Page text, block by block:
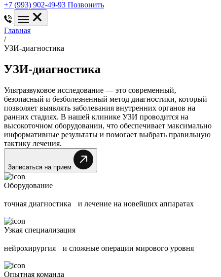
+7 (993) 902-49-93 Позвонить
Главная
/
УЗИ-диагностика
УЗИ-диагностика
Ультразвуковое исследование — это современный,
безопасный и безболезненный метод диагностики, который
позволяет выявлять заболевания внутренних органов на
ранних стадиях. В нашей клинике УЗИ проводится на
высокоточном оборудовании, что обеспечивает максимально
информативные результаты и помогает выбрать правильную
тактику лечения.
Записаться на прием
Оборудование
точная диагностика и лечение на новейших аппаратах
Узкая специализация
нейрохирургия и сложные операции мирового уровня
Опытная команда